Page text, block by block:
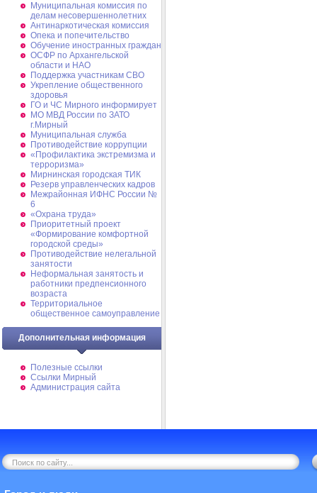
Муниципальная комиссия по
делам несовершеннолетних
Антинаркотическая комиссия
Опека и попечительство
Обучение иностранных граждан
ОСФР по Архангельской
области и НАО
Поддержка участникам СВО
Укрепление общественного
здоровья
ГО и ЧС Мирного информирует
МО МВД России по ЗАТО
г.Мирный
Муниципальная cлужба
Противодействие коррупции
«Профилактика экстремизма и
терроризма»
Мирнинская городская ТИК
Резерв управленческих кадров
Межрайонная ИФНС России №
6
«Охрана труда»
Приоритетный проект
«Формирование комфортной
городской среды»
Противодействие нелегальной
занятости
Неформальная занятость и
работники предпенсионного
возраста
Территориальное
общественное самоуправление
Дополнительная информация
Полезные ссылки
Ссылки Мирный
Администрация сайта